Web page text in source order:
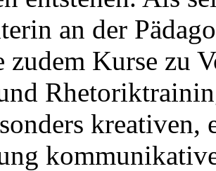
an der
zudem Kurse zu